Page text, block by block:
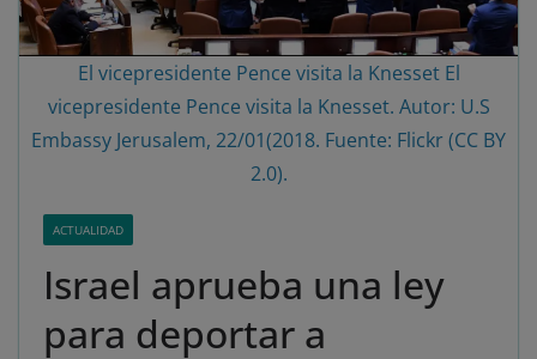
El vicepresidente Pence visita la Knesset El
vicepresidente Pence visita la Knesset. Autor: U.S
Embassy Jerusalem, 22/01(2018. Fuente: Flickr (CC BY
2.0).
ACTUALIDAD
Israel aprueba una ley
para deportar a